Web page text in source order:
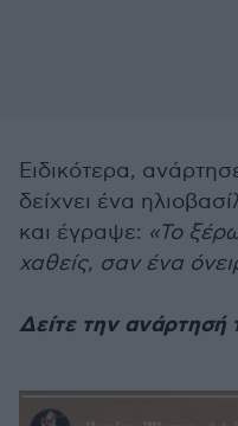
Ειδικότερα,
δείχνει ένα
και έγραψε: «Το
χαθείς, σαν ένα
Δείτε την ανάρτησή